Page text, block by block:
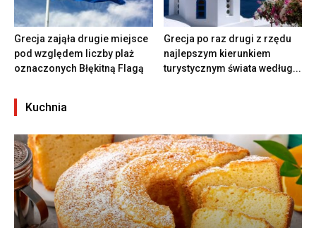
Grecja zająła drugie miejsce
pod względem liczby plaż
oznaczonych Błękitną Flagą
Grecja po raz drugi z rzędu
najlepszym kierunkiem
turystycznym świata według...
Kuchnia